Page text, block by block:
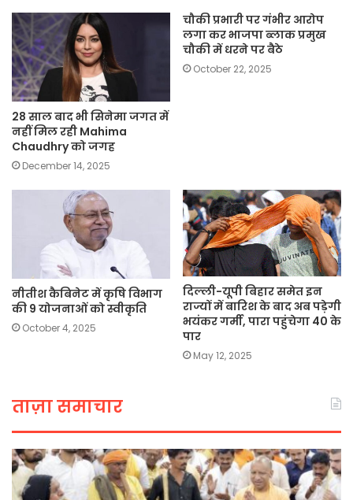
28 साल बाद भी सिनेमा जगत में
नहीं मिल रही Mahima
Chaudhry को जगह
December 14, 2025
चौकी प्रभारी पर गंभीर आरोप
लगा कर भाजपा ब्लाक प्रमुख
चौकी में धरने पर बैठे
October 22, 2025
नीतीश कैबिनेट में कृषि विभाग
की 9 योजनाओं को स्वीकृति
October 4, 2025
दिल्ली-यूपी बिहार समेत इन
राज्यों में बारिश के बाद अब पड़ेगी
भयंकर गर्मी, पारा पहुंचेगा 40 के
पार
May 12, 2025
ताज़ा समाचार